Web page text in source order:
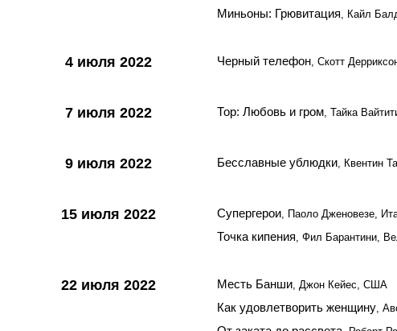
Миньоны: Грювитация, Кайл
4 июля 2022 Черный телефон, Скотт
7 июля 2022 Тор: Любовь и гром, Тайка
9 июля 2022 Бесславные ублюдки, Квентин
15 июля 2022 Супергерои, Паоло Дженовезе,
Точка кипения, Фил Барантини,
22 июля 2022 Месть Банши, Джон Кейес, США
Как удовлетворить женщину,